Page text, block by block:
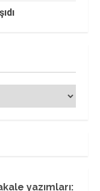
yazımları: